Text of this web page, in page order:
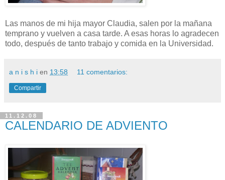
Las manos de mi hija mayor Claudia, salen por la mañana
temprano y vuelven a casa tarde. A esas horas lo agradecen
todo, después de tanto trabajo y comida en la Universidad.
a n i s h i en 13:58 11 comentarios:
Compartir
11.12.08
CALENDARIO DE ADVIENTO